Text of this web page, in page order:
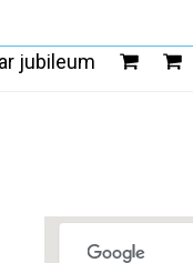
jubileum